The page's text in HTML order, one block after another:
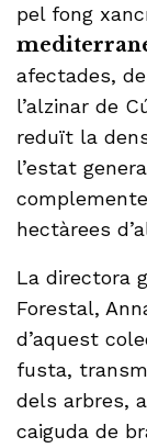
pel fong
afectades,
l’alzinar de
reduït la
l’estat
hectàrees
La directora
Forestal,
d’aquest
fusta,
dels arbres,
caiguda de